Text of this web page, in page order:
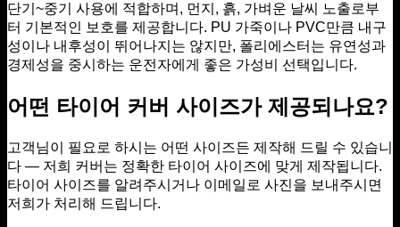
단기~중기 사용에 적합하며, 먼지, 흙, 가벼운 날씨 노출로부
터 기본적인 보호를 제공합니다. PU 가죽이나 PVC만큼 내구
성이나 내후성이 뛰어나지는 않지만, 폴리에스터는 유연성과
경제성을 중시하는 운전자에게 좋은 가성비 선택입니다.
어떤 타이어 커버 사이즈가 제공되나요?
고객님이 필요로 하시는 어떤 사이즈든 제작해 드릴 수 있습니
다 — 저희 커버는 정확한 타이어 사이즈에 맞게 제작됩니다.
타이어 사이즈를 알려주시거나 이메일로 사진을 보내주시면
저희가 처리해 드립니다.